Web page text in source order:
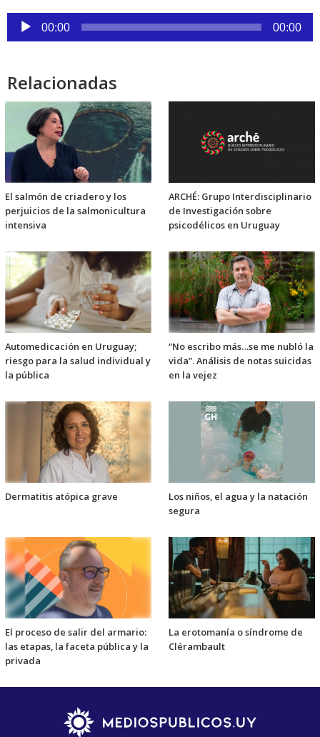
Reproductor
audio
00:00 00:00
Relacionadas
El salmón de criadero y los
perjuicios de la salmonicultura
intensiva
ARCHÉ: Grupo Interdisciplinario
de Investigación sobre
psicodélicos en Uruguay
Automedicación en Uruguay;
riesgo para la salud individual y
la pública
“No escribo más…se me nubló la
vida”. Análisis de notas suicidas
en la vejez
Dermatitis atópica grave
Los niños, el agua y la natación
segura
El proceso de salir del armario:
las etapas, la faceta pública y la
privada
La erotomanía o síndrome de
Clérambault